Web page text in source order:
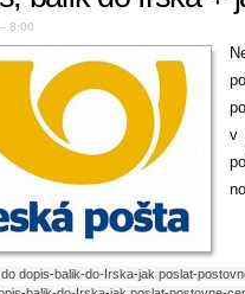
8:00
v
dopis-balik-do-Irska-jak poslat-